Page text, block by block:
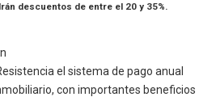
descuentos de entre el 20 y 35%.
el sistema de pago anual
con importantes beneficios